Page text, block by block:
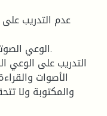
الأصوات
والمكتوبة ولا